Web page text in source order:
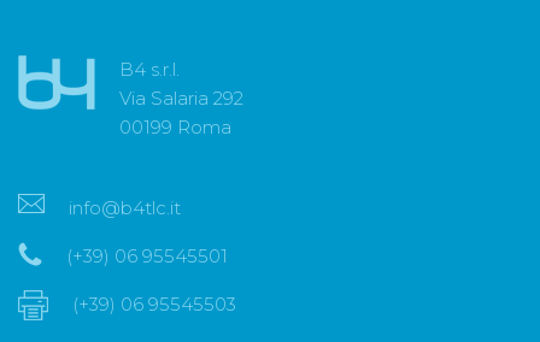
B4 s.r.l.
Via Salaria 292
00199 Roma
info@b4tlc.it
(+39) 06 95545501
(+39) 06 95545503